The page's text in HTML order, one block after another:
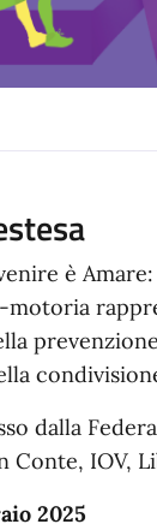
è
dalla
Conte, IOV,
2025